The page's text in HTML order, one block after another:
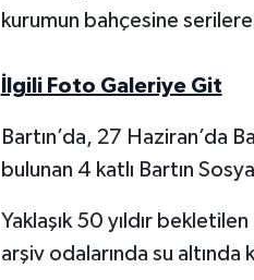
kurumun bahçesine
İlgili Foto Galeriye Git
Bartın’da, 27 Haziran’da
bulunan 4 katlı Bartın
Yaklaşık 50 yıldır
arşiv odalarında su altında